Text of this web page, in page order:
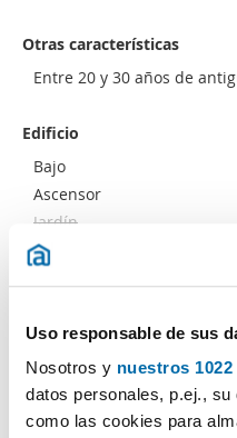
Uso responsable de sus
Nosotros y nuestros
datos personales, p.ej.,
como las cookies para
Otras características
Entre 20 y 30 años de
Edificio
Bajo
Ascensor
Jardín
Advertencias
Accesibilidad